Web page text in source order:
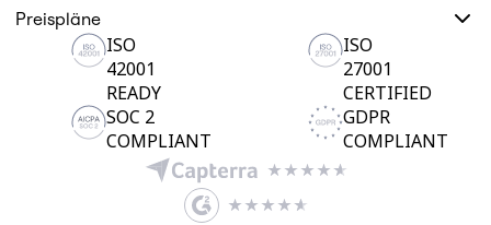
Preispläne
ISO
42001
READY
ISO
27001
CERTIFIED
SOC 2
COMPLIANT
GDPR
COMPLIANT